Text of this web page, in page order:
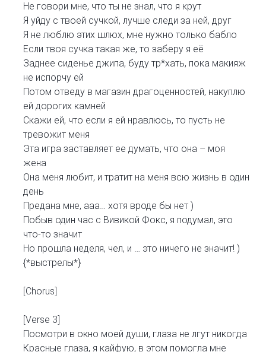
Не говори мне, что ты не знал, что я крут
Я уйду с твоей сучкой, лучше следи за ней, друг
Я не люблю этих шлюх, мне нужно только бабло
Если твоя сучка такая же, то заберу я её
Заднее сиденье джипа, буду тр*хать, пока макияж
не испорчу ей
Потом отведу в магазин драгоценностей, накуплю
ей дорогих камней
Скажи ей, что если я ей нравлюсь, то пусть не
тревожит меня
Эта игра заставляет ее думать, что она – моя
жена
Она меня любит, и тратит на меня всю жизнь в один
день
Предана мне, ааа… хотя вроде бы нет )
Побыв один час с Вивикой Фокс, я подумал, это
что-то значит
Но прошла неделя, чел, и … это ничего не значит! )
{*выстрелы*}
[Chorus]
[Verse 3]
Посмотри в окно моей души, глаза не лгут никогда
Красные глаза, я кайфую, в этом помогла мне